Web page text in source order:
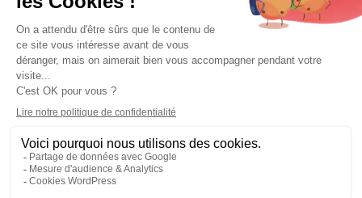
Liens utiles